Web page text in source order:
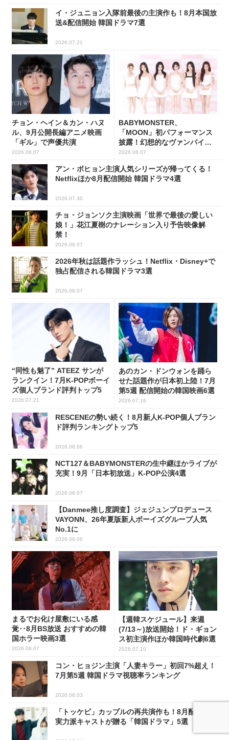
イ・ジュニョン入隊前最後の主演作も！8月本国放
送&配信開始 韓国ドラマ7選
2026.07.21
チョン・ヘイン＆カン・ハヌ
ル、9月公開長編アニメ映画
「ギル」で声優共演
2026.08.07
BABYMONSTER、
「MOON」初パフォーマンス
披露！幻想的なヴァンパイア
の世界観を表現
2026.08.07
アン・ボヒョン主演人気シリーズが帰ってくる！
Netflixほか8月配信開始 韓国ドラマ4選
2026.07.30
チョ・ジョンソク主演映画「世界で最後の愛しい
娘！」花江夏樹のナレーション入り予告映像解
禁！
2026.08.07
2026年秋は話題作ラッシュ！Netflix・Disney+で
独占配信される韓国ドラマ3選
2026.08.07
“同性も魅了” ATEEZ サンが
ランクイン！7月K-POPボーイ
ズ個人ブランド評判トップ5
2026.07.21
あのカン・ドンウォンを踊ら
せた話題作が日本初上陸！7月
第5週 配信開始の韓国映画6選
2026.07.16
RESCENEの勢い続く！8月新人K-POP個人ブラン
ド評判ランキングトップ5
2026.08.06
NCT127＆BABYMONSTERの生中継ほかライブが
充実！9月「日本初放送」K-POP公演4選
2026.08.07
【Danmee推し度調査】ジェジュンプロデュース
VAYONN、26年夏版新人ボーイズグループ人気
No.1に
2026.08.06
まるでお化け屋敷にいる感
覚‥8月BS放送 おすすめの韓
国ホラー映画3選
2026.08.07
【週韓スケジュール】来週
(7/13～)放送開始！ド・ギョン
ス初主演作ほか韓国時代劇6選
2026.07.10
コン・ヒョジン主演「人妻キラー」初回7%超え！
7月第5週 韓国ドラマ視聴率ランキング
2026.08.03
「トッケビ」カップルの再共演作も！8月配信終了
実力派キャストが贈る「韓国ドラマ」5選